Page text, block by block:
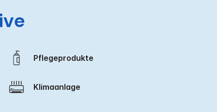
Pflegeprodukte
Klimaanlage